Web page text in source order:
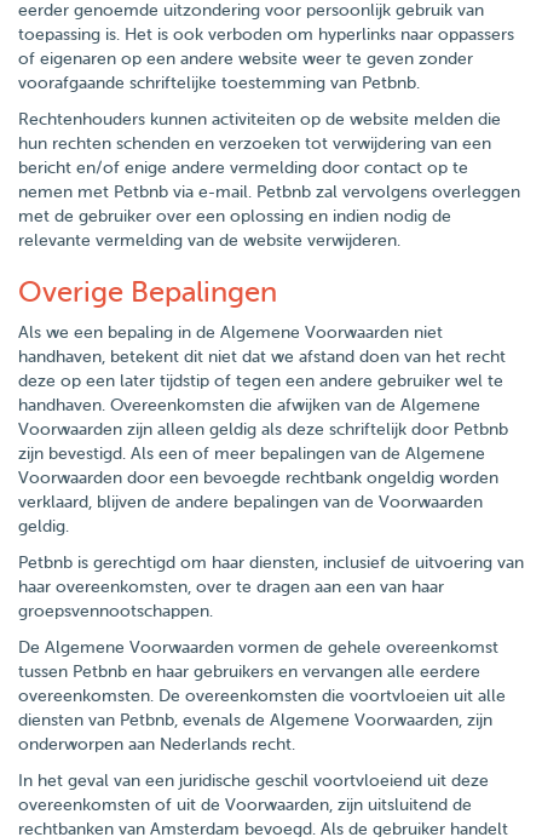
eerder genoemde uitzondering voor persoonlijk gebruik van
toepassing is. Het is ook verboden om hyperlinks naar oppassers
of eigenaren op een andere website weer te geven zonder
voorafgaande schriftelijke toestemming van Petbnb.
Rechtenhouders kunnen activiteiten op de website melden die
hun rechten schenden en verzoeken tot verwijdering van een
bericht en/of enige andere vermelding door contact op te
nemen met Petbnb via e-mail. Petbnb zal vervolgens overleggen
met de gebruiker over een oplossing en indien nodig de
relevante vermelding van de website verwijderen.
Overige Bepalingen
Als we een bepaling in de Algemene Voorwaarden niet
handhaven, betekent dit niet dat we afstand doen van het recht
deze op een later tijdstip of tegen een andere gebruiker wel te
handhaven. Overeenkomsten die afwijken van de Algemene
Voorwaarden zijn alleen geldig als deze schriftelijk door Petbnb
zijn bevestigd. Als een of meer bepalingen van de Algemene
Voorwaarden door een bevoegde rechtbank ongeldig worden
verklaard, blijven de andere bepalingen van de Voorwaarden
geldig.
Petbnb is gerechtigd om haar diensten, inclusief de uitvoering van
haar overeenkomsten, over te dragen aan een van haar
groepsvennootschappen.
De Algemene Voorwaarden vormen de gehele overeenkomst
tussen Petbnb en haar gebruikers en vervangen alle eerdere
overeenkomsten. De overeenkomsten die voortvloeien uit alle
diensten van Petbnb, evenals de Algemene Voorwaarden, zijn
onderworpen aan Nederlands recht.
In het geval van een juridische geschil voortvloeiend uit deze
overeenkomsten of uit de Voorwaarden, zijn uitsluitend de
rechtbanken van Amsterdam bevoegd. Als de gebruiker handelt